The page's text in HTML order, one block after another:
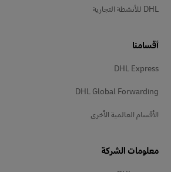
DHL للأنشطة التجارية
أقسامنا
DHL Express
DHL Global Forwarding
الأقسام العالمية الأخرى
معلومات الشركة